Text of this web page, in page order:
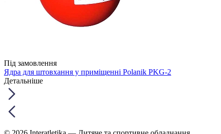
Під замовлення
Ядра для штовхання у приміщенні Polanik PKG-2
Детальніше